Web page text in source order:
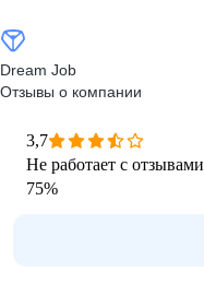
Dream Job
Отзывы о компании
3,7
Не работает с отзывами
75%